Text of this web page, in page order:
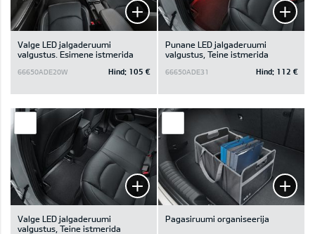
Valge LED jalgaderuumi
valgustus. Esimene istmerida
66650ADE20W Hind: 105 €
Punane LED jalgaderuumi
valgustus, Teine istmerida
66650ADE31 Hind: 112 €
Valge LED jalgaderuumi
valgustus, Teine istmerida
Pagasiruumi organiseerija